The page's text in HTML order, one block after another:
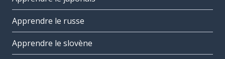
Apprendre le russe
Apprendre le slovène